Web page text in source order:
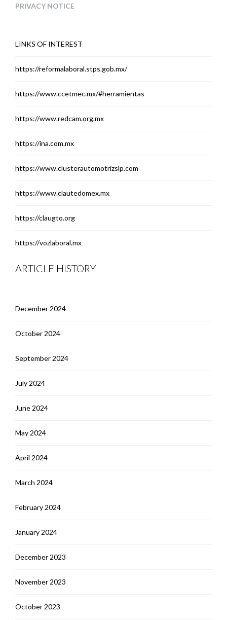
PRIVACY NOTICE
LINKS OF INTEREST
https://reformalaboral.stps.gob.mx/
https://www.ccetmec.mx/#herramientas
https://www.redcam.org.mx
https://ina.com.mx
https://www.clusterautomotrizslp.com
https://www.clautedomex.mx
https://claugto.org
https://vozlaboral.mx
ARTICLE HISTORY
December 2024
October 2024
September 2024
July 2024
June 2024
May 2024
April 2024
March 2024
February 2024
January 2024
December 2023
November 2023
October 2023